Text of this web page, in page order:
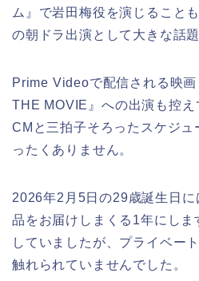
ム』で岩田梅役を演じること
の朝ドラ出演として大きな話
Prime Videoで配信される映画
THE MOVIE』への出演も控え
CMと三拍子そろったスケジュ
ったくありません。
2026年2月5日の29歳誕生日
品をお届けしまくる1年にし
していましたが、プライベー
触れられていませんでした。